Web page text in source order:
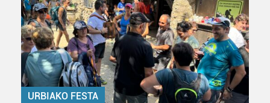
URBIAKO FESTA